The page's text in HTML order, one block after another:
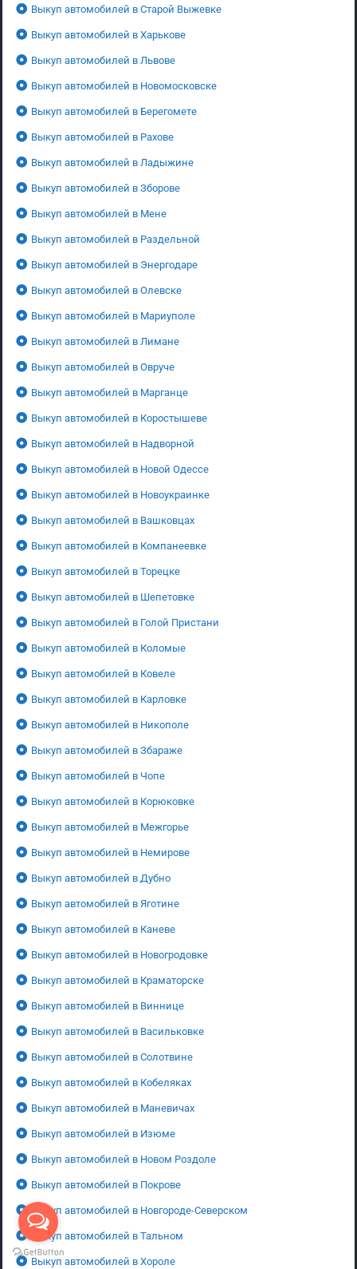
Выкуп автомобилей в Старой Выжевке
Выкуп автомобилей в Харькове
Выкуп автомобилей в Львове
Выкуп автомобилей в Новомосковске
Выкуп автомобилей в Берегомете
Выкуп автомобилей в Рахове
Выкуп автомобилей в Ладыжине
Выкуп автомобилей в Зборове
Выкуп автомобилей в Мене
Выкуп автомобилей в Раздельной
Выкуп автомобилей в Энергодаре
Выкуп автомобилей в Олевске
Выкуп автомобилей в Мариуполе
Выкуп автомобилей в Лимане
Выкуп автомобилей в Овруче
Выкуп автомобилей в Марганце
Выкуп автомобилей в Коростышеве
Выкуп автомобилей в Надворной
Выкуп автомобилей в Новой Одессе
Выкуп автомобилей в Новоукраинке
Выкуп автомобилей в Вашковцах
Выкуп автомобилей в Компанеевке
Выкуп автомобилей в Торецке
Выкуп автомобилей в Шепетовке
Выкуп автомобилей в Голой Пристани
Выкуп автомобилей в Коломые
Выкуп автомобилей в Ковеле
Выкуп автомобилей в Карловке
Выкуп автомобилей в Никополе
Выкуп автомобилей в Збараже
Выкуп автомобилей в Чопе
Выкуп автомобилей в Корюковке
Выкуп автомобилей в Межгорье
Выкуп автомобилей в Немирове
Выкуп автомобилей в Дубно
Выкуп автомобилей в Яготине
Выкуп автомобилей в Каневе
Выкуп автомобилей в Новогродовке
Выкуп автомобилей в Краматорске
Выкуп автомобилей в Виннице
Выкуп автомобилей в Васильковке
Выкуп автомобилей в Солотвине
Выкуп автомобилей в Кобеляках
Выкуп автомобилей в Маневичах
Выкуп автомобилей в Изюме
Выкуп автомобилей в Новом Роздоле
Выкуп автомобилей в Покрове
Выкуп автомобилей в Новгороде-Северском
Выкуп автомобилей в Тальном
Выкуп автомобилей в Хороле